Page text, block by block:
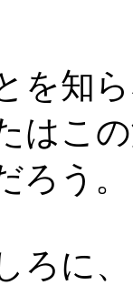
を知
はこ
ろう。
ろに